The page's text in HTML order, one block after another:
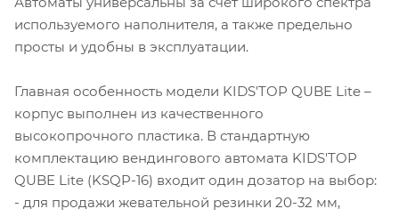
используемого наполнителя, а также предельно
просты и удобны в эксплуатации.
Главная особенность модели KIDS'TOP QUBE Lite –
корпус выполнен из качественного
высокопрочного пластика. В стандартную
комплектацию вендингового автомата KIDS'TOP
QUBE Lite (KSQP-16) входит один дозатор на выбор:
- для продажи жевательной резинки 20-32 мм,